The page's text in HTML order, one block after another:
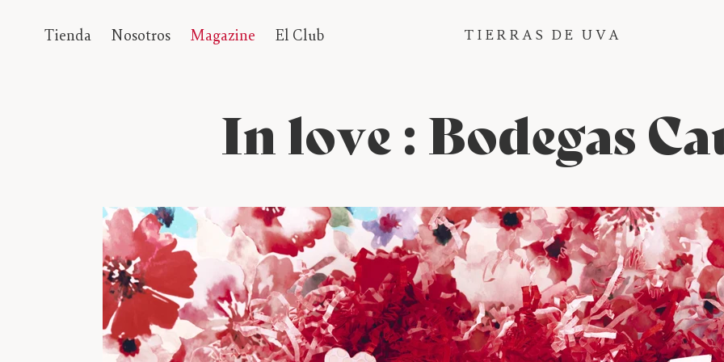
directamente
Tienda Nosotros Magazine El Club TIERRAS DE UVA
In love : Bodegas